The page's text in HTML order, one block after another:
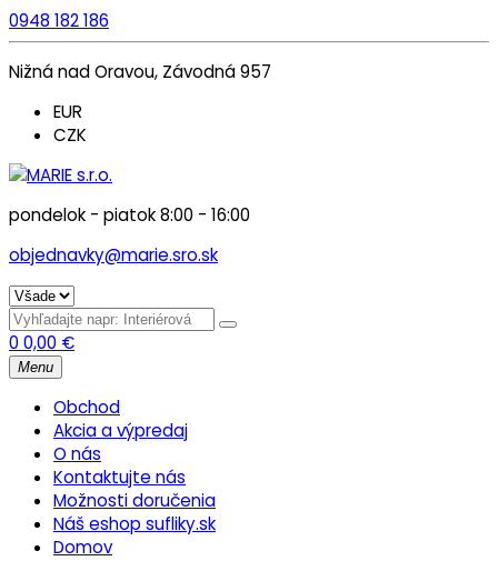
0948 182 186
Nižná nad Oravou, Závodná 957
EUR
CZK
pondelok - piatok 8:00 - 16:00
objednavky@marie.sro.sk
0 0,00 €
Menu
Obchod
Akcia a výpredaj
O nás
Kontaktujte nás
Možnosti doručenia
Náš eshop sufliky.sk
Domov